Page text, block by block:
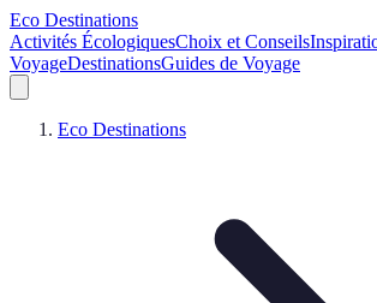
Eco Destinations
Activités ÉcologiquesChoix et Conseils
VoyageDestinationsGuides de Voyage
Eco Destinations